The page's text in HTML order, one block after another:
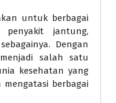
untuk berbagai
penyakit jantung,
Dengan
salah satu
kesehatan yang
berbagai